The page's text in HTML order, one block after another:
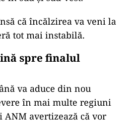
că încălzirea va veni la
tot mai instabilă.
spre finalul
va aduce din nou
în mai multe regiuni
avertizează că vor